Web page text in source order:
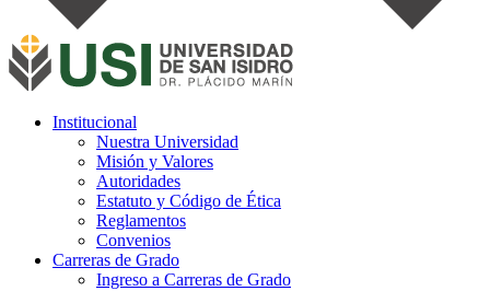
Institucional
Nuestra Universidad
Misión y Valores
Autoridades
Estatuto y Código de Ética
Reglamentos
Convenios
Carreras de Grado
Ingreso a Carreras de Grado